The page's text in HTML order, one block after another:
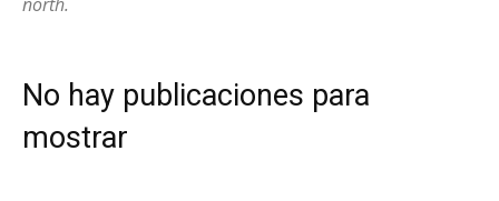
No hay publicaciones para
mostrar